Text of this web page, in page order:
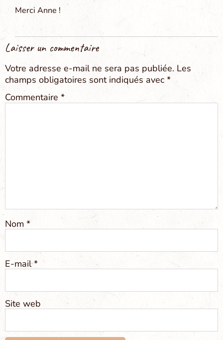
Merci Anne !
Laisser un commentaire
Votre adresse e-mail ne sera pas publiée. Les
champs obligatoires sont indiqués avec *
Commentaire *
Nom *
E-mail*
Site web